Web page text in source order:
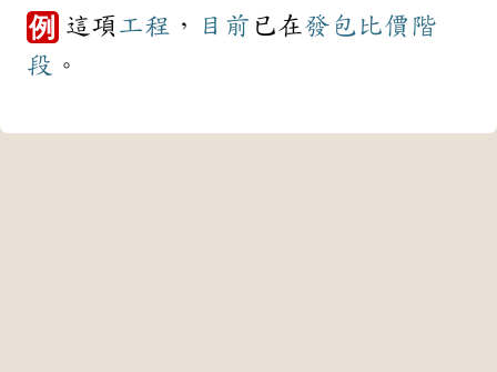
例 這項 工程 ， 目前 已在 發包 比價 階
段 。